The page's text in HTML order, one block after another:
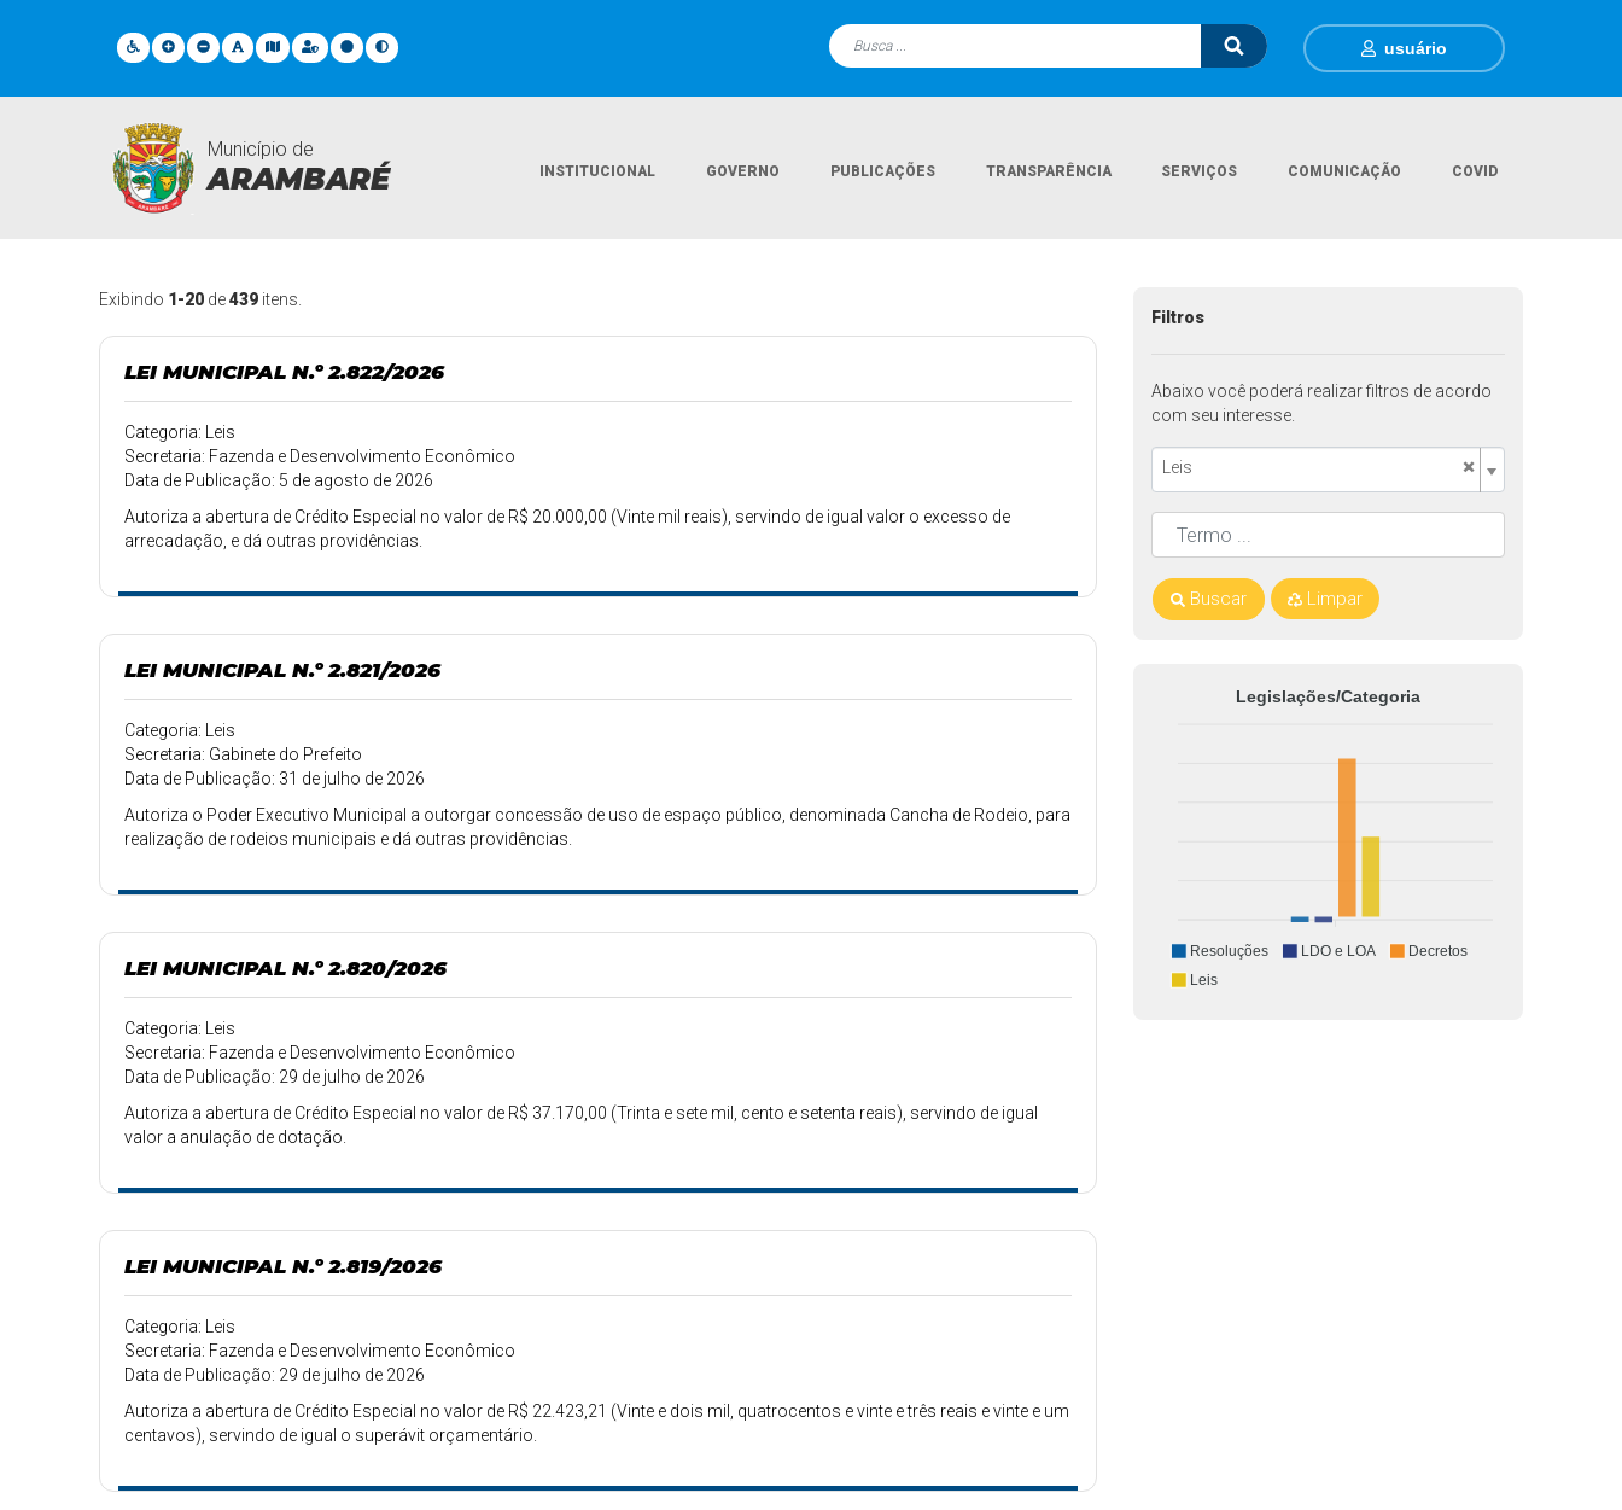
usuário
Município de
ARAMBARÉ INSTITUCIONAL GOVERNO PUBLICAÇÕES TRANSPARÊNCIA SERVIÇOS COMUNICAÇÃO COVID
Legislações
Exibindo 1-20 de439 itens.
LEI MUNICIPAL N.º 2.822/2026
Categoria: Leis
Secretaria: Fazenda e Desenvolvimento Econômico
Data de Publicação: 5 de agosto de 2026
Autoriza a abertura de Crédito Especial no valor de R$ 20.000,00 (Vinte mil reais), servindo de igual valor o excesso de
arrecadação, e dá outras providências.
LEI MUNICIPAL N.º 2.821/2026
Categoria: Leis
Secretaria: Gabinete do Prefeito
Data de Publicação: 31 de julho de 2026
Autoriza o Poder Executivo Municipal a outorgar concessão de uso de espaço público, denominada Cancha de Rodeio, para
realização de rodeios municipais e dá outras providências.
LEI MUNICIPAL N.º 2.820/2026
Categoria: Leis
Secretaria: Fazenda e Desenvolvimento Econômico
Data de Publicação: 29 de julho de 2026
Autoriza a abertura de Crédito Especial no valor de R$ 37.170,00 (Trinta e sete mil, cento e setenta reais), servindo de igual
valor a anulação de dotação.
LEI MUNICIPAL N.º 2.819/2026
Categoria: Leis
Secretaria: Fazenda e Desenvolvimento Econômico
Data de Publicação: 29 de julho de 2026
Autoriza a abertura de Crédito Especial no valor de R$ 22.423,21 (Vinte e dois mil, quatrocentos e vinte e três reais e vinte e um
centavos), servindo de igual o superávit orçamentário.
Filtros
Abaixo você poderá realizar filtros de acordo
com seu interesse.
×
Leis
Buscar Limpar
Legislações/Categoria
Resoluções LDO e LOA
Decretos
Leis